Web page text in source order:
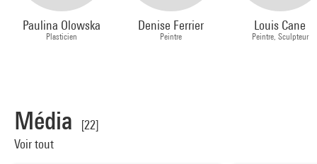
Paulina Olowska
Plasticien
Denise Ferrier
Peintre
Louis Cane
Peintre, Sculpteur
Média
[22]
Voir tout